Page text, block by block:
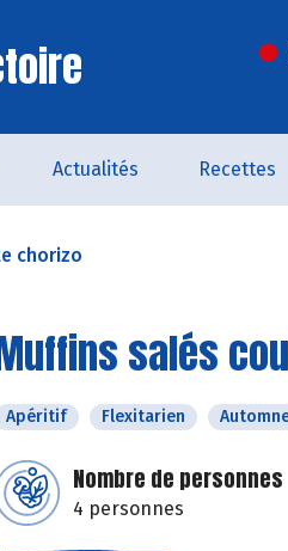
Actualités Recettes
chorizo
salés
Apéritif Flexitarien
Nombre de personnes
4 personnes